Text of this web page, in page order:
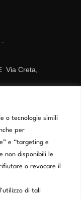
o tecnologie simili
per
e “targeting e
non disponibili le
o revocare il
di tali
Via Creta,